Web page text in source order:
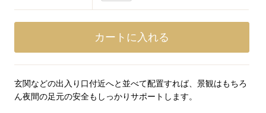
玄関などの出入り口付近へと並べて配置すれば、景観はもちろ
ん夜間の足元の安全もしっかりサポートします。